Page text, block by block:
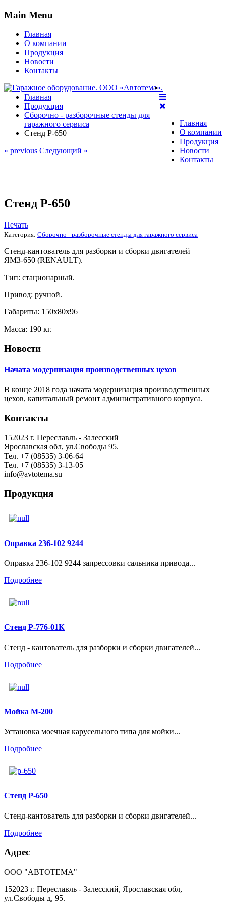
Main Menu
Главная
О компании
Продукция
Новости
Контакты
Главная
О компании
Продукция
Новости
Контакты
Главная
Продукция
Сборочно - разборочные стенды для
гаражного сервиса
Стенд Р-650
« previous Следующий »
Стенд Р-650
Печать
Категория: Сборочно - разборочные стенды для гаражного сервиса
Стенд-кантователь для разборки и сборки двигателей
ЯМЗ-650 (RENAULT).
Тип: стационарный.
Привод: ручной.
Габариты: 150х80х96
Масса: 190 кг.
Новости
Начата модернизация производственных цехов
В конце 2018 года начата модернизация производственных
цехов, капитальный ремонт административного корпуса.
Контакты
152023 г. Переславль - Залесский
Ярославская обл, ул.Свободы 95.
Тел. +7 (08535) 3-06-64
Тел. +7 (08535) 3-13-05
info@avtotema.su
Продукция
Оправка 236-102 9244
Оправка 236-102 9244 запрессовки сальника привода...
Подробнее
Стенд Р-776-01К
Стенд - кантователь для разборки и сборки двигателей...
Подробнее
Мойка М-200
Установка моечная карусельного типа для мойки...
Подробнее
Стенд Р-650
Стенд-кантователь для разборки и сборки двигателей...
Подробнее
Адрес
ООО "АВТОТЕМА"
152023 г. Переславль - Залесский, Ярославская обл,
ул.Свободы д, 95.